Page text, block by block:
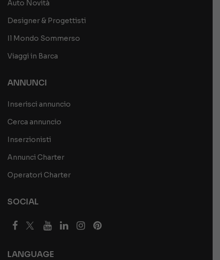
Auto Novità
Designer & Progettisti
Il Mondo Sommerso
Viaggi in Barca
ANNUNCI
Inserisci annuncio
Cerca annuncio
Inserzionisti
Annunci Charter
Operatori Charter
SOCIAL
LANGUAGE